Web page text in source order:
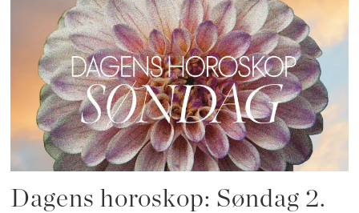
Dagens horoskop: Søndag 2.